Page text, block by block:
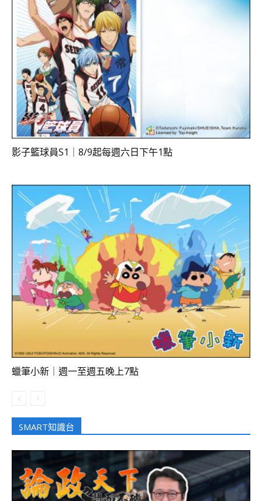
影子籃球員S1｜8/9起每週六日下午1點
蠟筆小新｜週一至週五晚上7點
SMART知識台